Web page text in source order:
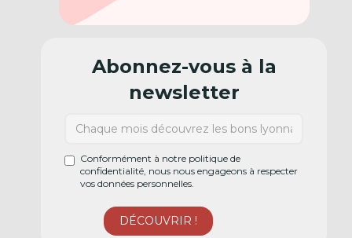
Abonnez-vous à la
newsletter
Conformément à notre politique de
confidentialité, nous nous engageons à respecter
vos données personnelles.